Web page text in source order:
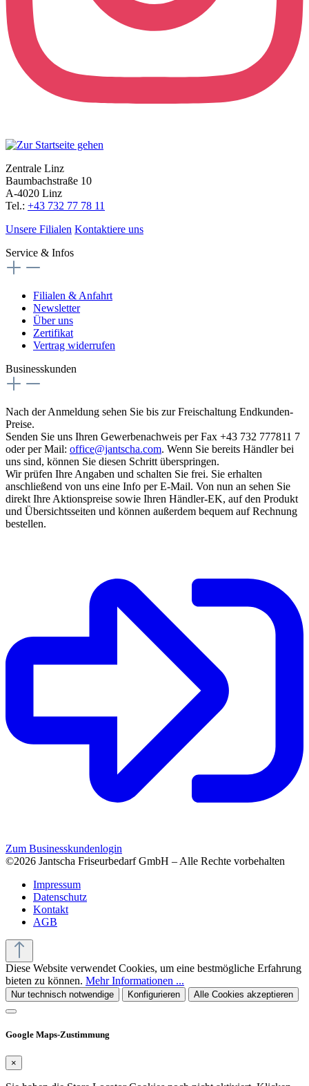
Zentrale Linz
Baumbachstraße 10
A-4020 Linz
Tel.: +43 732 77 78 11
Unsere Filialen Kontaktiere uns
Service & Infos
Filialen & Anfahrt
Newsletter
Über uns
Zertifikat
Vertrag widerrufen
Businesskunden
Nach der Anmeldung sehen Sie bis zur Freischaltung Endkunden-
Preise.
Senden Sie uns Ihren Gewerbenachweis per Fax +43 732 777811 7
oder per Mail: office@jantscha.com. Wenn Sie bereits Händler bei
uns sind, können Sie diesen Schritt überspringen.
Wir prüfen Ihre Angaben und schalten Sie frei. Sie erhalten
anschließend von uns eine Info per E-Mail. Von nun an sehen Sie
direkt Ihre Aktionspreise sowie Ihren Händler-EK, auf den Produkt
und Übersichtsseiten und können außerdem bequem auf Rechnung
bestellen.
Zum Businesskundenlogin
©2026 Jantscha Friseurbedarf GmbH – Alle Rechte vorbehalten
Impressum
Datenschutz
Kontakt
AGB
Diese Website verwendet Cookies, um eine bestmögliche Erfahrung
bieten zu können. Mehr Informationen ...
Nur technisch notwendige Konfigurieren Alle Cookies akzeptieren
Google Maps-Zustimmung
×